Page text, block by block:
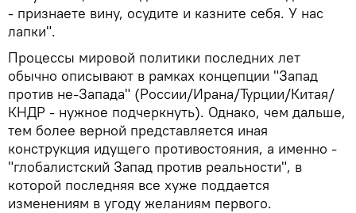
- признаете вину, осудите и казните себя. У нас
лапки".
Процессы мировой политики последних лет
обычно описывают в рамках концепции "Запад
против не-Запада" (России/Ирана/Турции/Китая/
КНДР - нужное подчеркнуть). Однако, чем дальше,
тем более верной представляется иная
конструкция идущего противостояния, а именно -
"глобалистский Запад против реальности", в
которой последняя все хуже поддается
изменениям в угоду желаниям первого.